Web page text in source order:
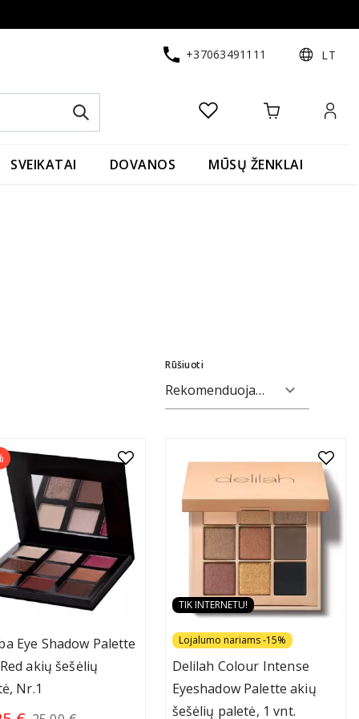
+37063491111 LT
SVEIKATAI DOVANOS MŪSŲ ŽENKLAI
Rūšiuoti
Rekomenduojami expand_more
Eye Shadow Palette
akių šešėlių
Nr.1
TIK INTERNETU!
Lojalumo nariams -15%
Delilah Colour Intense
Eyeshadow Palette akių
šešėlių paletė, 1 vnt.